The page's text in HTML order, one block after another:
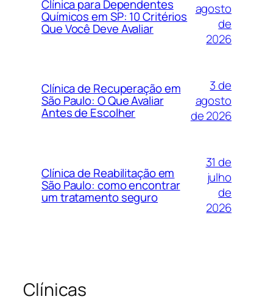
Clínica para Dependentes
Químicos em SP: 10 Critérios
Que Você Deve Avaliar
agosto
de
2026
Clínica de Recuperação em
São Paulo: O Que Avaliar
Antes de Escolher
3 de
agosto
de 2026
Clínica de Reabilitação em
São Paulo: como encontrar
um tratamento seguro
31 de
julho
de
2026
Clínicas